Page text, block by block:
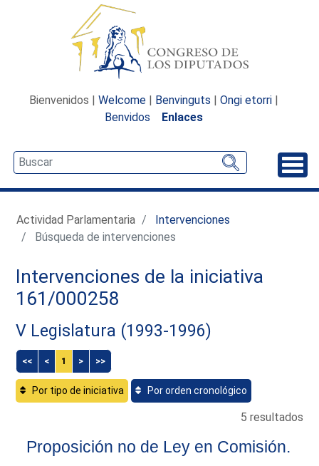
Bienvenidos | Welcome | Benvinguts | Ongi etorri |
Benvidos
Enlaces
Actividad Parlamentaria
Intervenciones
Búsqueda de intervenciones
Intervenciones de la iniciativa
161/000258
V Legislatura (1993-1996)
<< < 1 > >>
Por tipo de iniciativa Por orden cronológico
5 resultados
Proposición no de Ley en Comisión.